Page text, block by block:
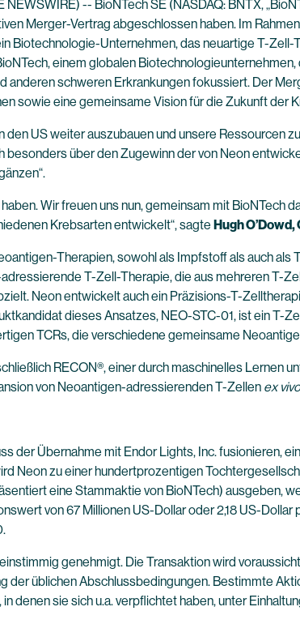
-- BioNTech SE (NASDAQ: BNTX,
Merger-Vertrag abgeschlossen haben. Im
Biotechnologie-Unternehmen, das neuartige T-
einem globalen
schweren Erkrankungen fokussiert. Der
sowie eine gemeinsame Vision für die Zukunft der
US weiter auszubauen und unsere Ressourcen
besonders über den Zugewinn der von Neon
Wir freuen uns nun, gemeinsam mit BioNTech
Krebsarten entwickelt“, sagte Hugh O’Dowd,
Therapien, sowohl als Impfstoff als auch
T-Zell-Therapie, die aus mehreren T-
Neon entwickelt auch ein Präzisions-T-
dieses Ansatzes, NEO-STC-01, ist ein T-
TCRs, die verschiedene gemeinsame
RECON®, einer durch maschinelles Lernen
von Neoantigen-adressierenden T-Zellen ex vivo
der Übernahme mit Endor Lights, Inc. fusionieren,
Neon zu einer hundertprozentigen
eine Stammaktie von BioNTech) ausgeben,
von 67 Millionen US-Dollar oder 2,18 US-
genehmigt. Die Transaktion wird
üblichen Abschlussbedingungen. Bestimmte
denen sie sich u.a. verpflichtet haben, unter